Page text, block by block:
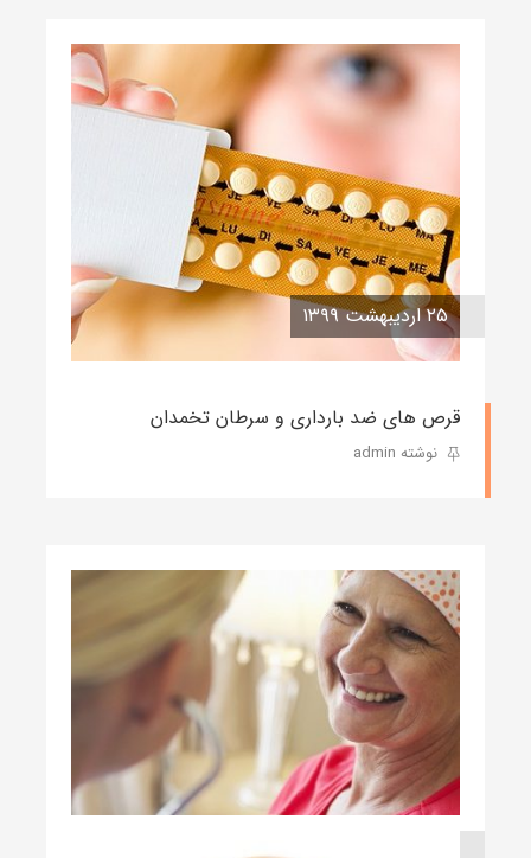
۲۵ اردیبهشت ۱۳۹۹
قرص های ضد بارداری و سرطان تخمدان
نوشته admin